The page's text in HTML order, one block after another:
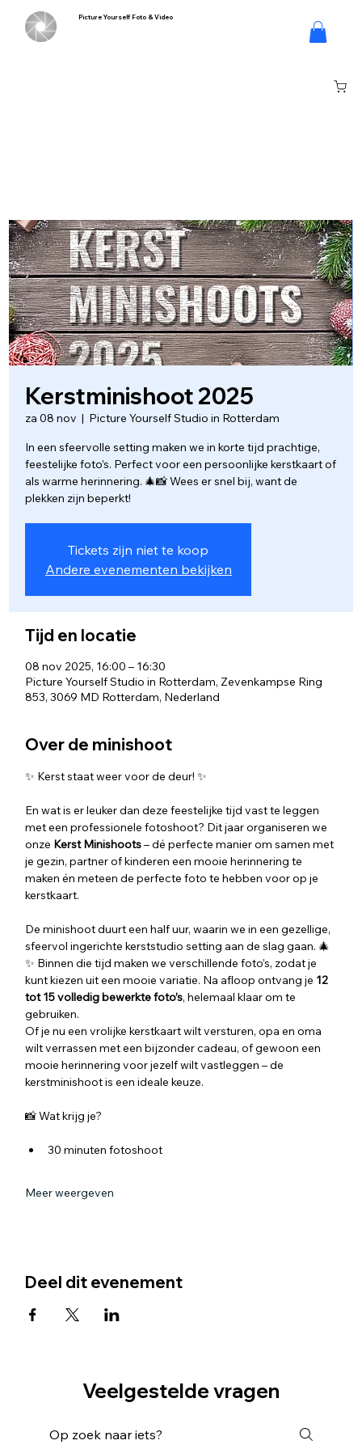
Inloggen
Picture Yourself Foto & Video
Veelgestelde vragen
Kerstminishoot 2025
za 08 nov
  |
Picture Yourself Studio in Rotterdam
In een sfeervolle setting maken we in korte tijd prachtige,
feestelijke foto’s. Perfect voor een persoonlijke kerstkaart of
als warme herinnering. 🎄📸 Wees er snel bij, want de
plekken zijn beperkt!
Tickets zijn niet te koop
Andere evenementen bekijken
Tijd en locatie
08 nov 2025, 16:00 – 16:30
Picture Yourself Studio in Rotterdam, Zevenkampse Ring
853, 3069 MD Rotterdam, Nederland
Over de minishoot
✨ Kerst staat weer voor de deur! ✨
En wat is er leuker dan deze feestelijke tijd vast te leggen
met een professionele fotoshoot? Dit jaar organiseren we
onze Kerst Minishoots – dé perfecte manier om samen met
je gezin, partner of kinderen een mooie herinnering te
maken én meteen de perfecte foto te hebben voor op je
kerstkaart.
De minishoot duurt een half uur, waarin we in een gezellige,
sfeervol ingerichte kerststudio setting aan de slag gaan. 🎄
✨ Binnen die tijd maken we verschillende foto’s, zodat je
kunt kiezen uit een mooie variatie. Na afloop ontvang je 12
tot 15 volledig bewerkte foto’s, helemaal klaar om te
gebruiken.
Of je nu een vrolijke kerstkaart wilt versturen, opa en oma
wilt verrassen met een bijzonder cadeau, of gewoon een
mooie herinnering voor jezelf wilt vastleggen – de
kerstminishoot is een ideale keuze.
📸 Wat krijg je?
30 minuten fotoshoot
Meer weergeven
Deel dit evenement